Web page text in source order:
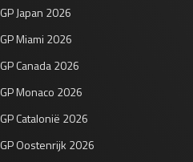
GP Japan 2026
GP Miami 2026
GP Canada 2026
GP Monaco 2026
GP Catalonië 2026
GP Oostenrijk 2026